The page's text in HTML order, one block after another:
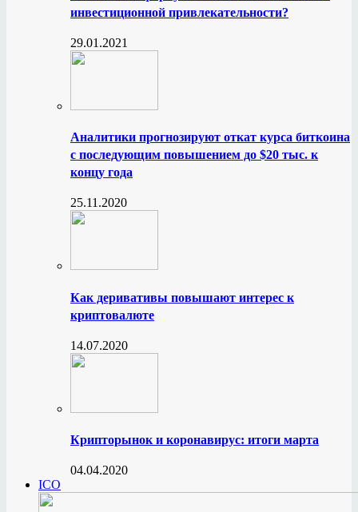
инвестиционной привлекательности?
29.01.2021
Аналитики прогнозируют откат курса биткоина
с последующим повышением до $20 тыс. к
концу года
25.11.2020
Как деривативы повышают интерес к
криптовалюте
14.07.2020
Крипторынок и коронавирус: итоги марта
04.04.2020
ICO